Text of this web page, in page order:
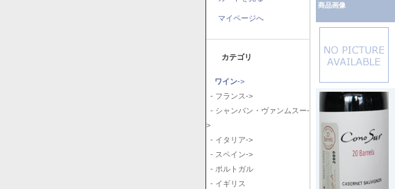
マイページへ
カテゴリ
ワイン->
- フランス->
- シャンパン・ヴァンムスー-
>
- イタリア->
- スペイン->
- ポルトガル
- イギリス
商品画像